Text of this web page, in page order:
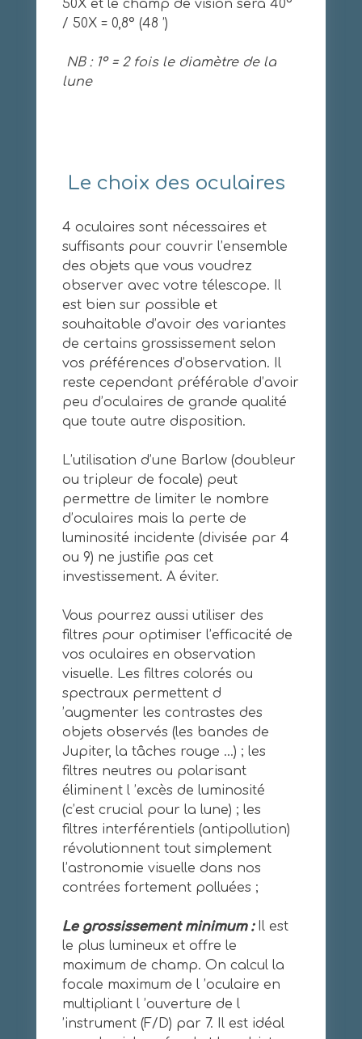
50X et le champ de vision sera 40°
/ 50X = 0,8° (48 ’)
NB : 1° = 2 fois le diamètre de la
lune
Le choix des oculaires
4 oculaires sont nécessaires et
suffisants pour couvrir l’ensemble
des objets que vous voudrez
observer avec votre télescope. Il
est bien sur possible et
souhaitable d’avoir des variantes
de certains grossissement selon
vos préférences d’observation. Il
reste cependant préférable d’avoir
peu d’oculaires de grande qualité
que toute autre disposition.
L’utilisation d’une Barlow (doubleur
ou tripleur de focale) peut
permettre de limiter le nombre
d’oculaires mais la perte de
luminosité incidente (divisée par 4
ou 9) ne justifie pas cet
investissement. A éviter.
Vous pourrez aussi utiliser des
filtres pour optimiser l’efficacité de
vos oculaires en observation
visuelle. Les filtres colorés ou
spectraux permettent d
’augmenter les contrastes des
objets observés (les bandes de
Jupiter, la tâches rouge …) ; les
filtres neutres ou polarisant
éliminent l ’excès de luminosité
(c’est crucial pour la lune) ; les
filtres interférentiels (antipollution)
révolutionnent tout simplement
l’astronomie visuelle dans nos
contrées fortement polluées ;
Le grossissement minimum : Il est
le plus lumineux et offre le
maximum de champ. On calcul la
focale maximum de l ’oculaire en
multipliant l ’ouverture de l
’instrument (F/D) par 7. Il est idéal